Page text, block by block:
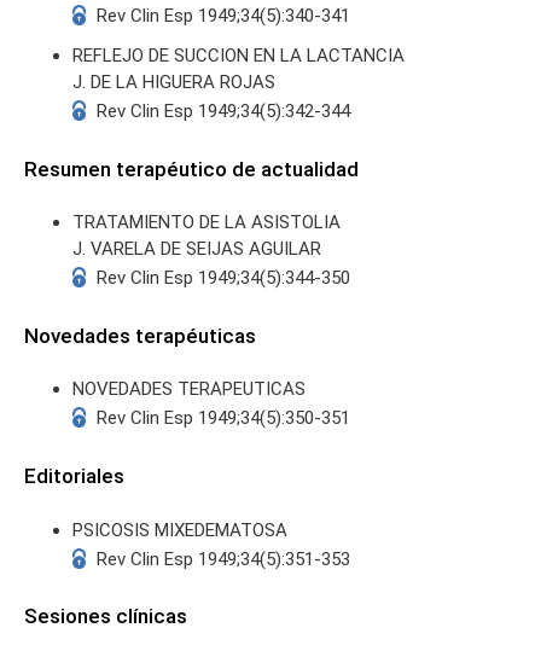
Rev Clin Esp 1949;34(5):340-341
REFLEJO DE SUCCION EN LA LACTANCIA
J. DE LA HIGUERA ROJAS
Rev Clin Esp 1949;34(5):342-344
Resumen terapéutico de actualidad
TRATAMIENTO DE LA ASISTOLIA
J. VARELA DE SEIJAS AGUILAR
Rev Clin Esp 1949;34(5):344-350
Novedades terapéuticas
NOVEDADES TERAPEUTICAS
Rev Clin Esp 1949;34(5):350-351
Editoriales
PSICOSIS MIXEDEMATOSA
Rev Clin Esp 1949;34(5):351-353
Sesiones clínicas